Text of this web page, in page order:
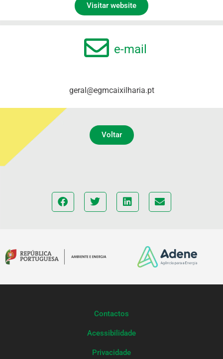
Visitar website
e-mail
geral@egmcaixilharia.pt
Voltar
Contactos
Acessibilidade
Privacidade